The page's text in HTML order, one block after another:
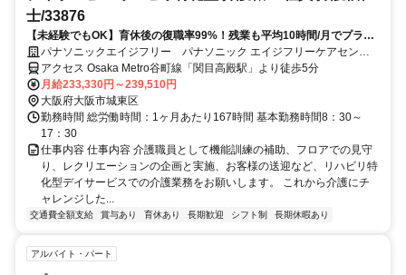
士/33876
【未経験でもOK】育休後の復職率99%！残業も平均10時間/月でプライ
ベートとの両立も可能です入社時や階級別の研修あり◎スキルや役割に
応じたグレード設定で、あなたのキャリアアップを応援します！
パナソニックエイジフリー パナソニック エイジフリーケアセンタ
ー関目・デイサービス
アクセス Osaka Metro谷町線「関目高殿駅」より徒歩5分
月給233,330円～239,510円
大阪府大阪市城東区
勤務時間 総労働時間：1ヶ月あたり167時間 基本勤務時間8：30～
17：30
仕事内容 仕事内容 介護職員として機能訓練の補助、フロアでの見守
り、レクリエーションの企画と実施、お客様の送迎など、リハビリ特
化型デイサービスでの介護業務をお願いします。 これから介護にチ
ャレンジした...
交通費全額支給 賞与あり 育休あり 長期歓迎 シフト制 長期休暇あり
アルバイト・パート